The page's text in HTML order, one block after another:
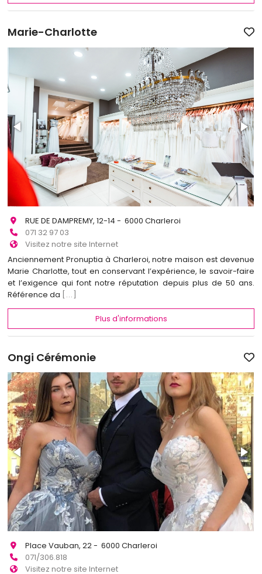
Marie-Charlotte
RUE DE DAMPREMY, 12-14 - 6000 Charleroi
071 32 97 03
Visitez notre site Internet
Anciennement Pronuptia à Charleroi, notre maison est devenue
Marie Charlotte, tout en conservant l’expérience, le savoir-faire
et l’exigence qui font notre réputation depuis plus de 50 ans.
Référence da [...]
Plus d'informations
Ongi Cérémonie
Place Vauban, 22 - 6000 Charleroi
071/306.818
Visitez notre site Internet